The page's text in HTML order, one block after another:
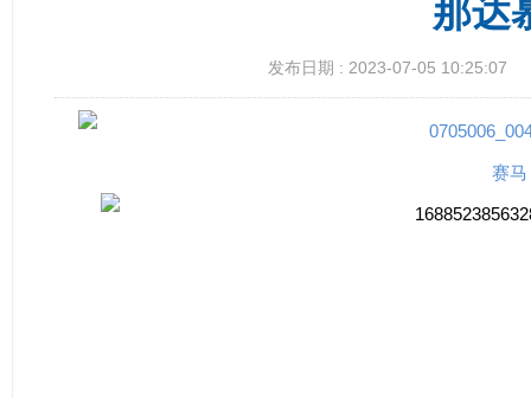
那达
发布日期 : 2023-07-05 10:25:07
赛马